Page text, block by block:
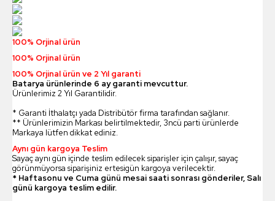
100% Orjinal ürün
100% Orjinal ürün
100% Orjinal ürün ve 2 Yıl garanti
Batarya ürünlerinde 6 ay garanti mevcuttur.
Ürünlerimiz 2 Yıl Garantilidir.
* Garanti İthalatçı yada Distribütör firma tarafından sağlanır.
** Ürünlerimizin Markası belirtilmektedir, 3ncü parti ürünlerde
Markaya lütfen dikkat ediniz.
Aynı gün kargoya Teslim
Sayaç aynı gün içinde teslim edilecek siparişler için çalışır, sayaç
görünmüyorsa siparişiniz ertesigün kargoya verilecektir.
* Haftasonu ve Cuma günü mesai saati sonrası gönderiler, Salı
günü kargoya teslim edilir.